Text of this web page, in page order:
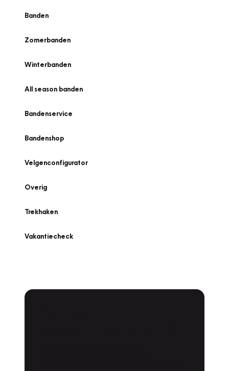
Banden
Zomerbanden
Winterbanden
All season banden
Bandenservice
Bandenshop
Velgenconfigurator
Overig
Trekhaken
Vakantiecheck